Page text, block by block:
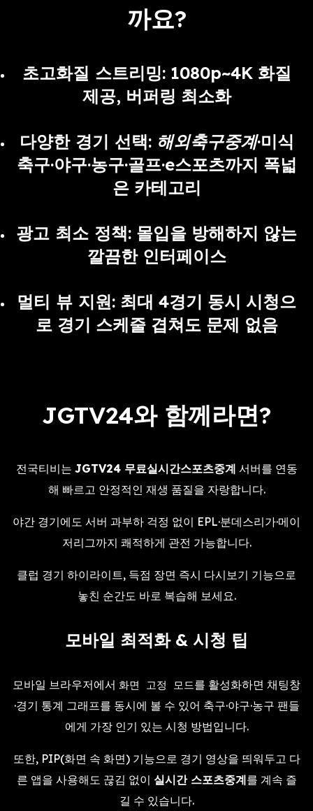
까요?
초고화질 스트리밍: 1080p~4K 화질
제공, 버퍼링 최소화
다양한 경기 선택: 해외축구중계·미식
축구·야구·농구·골프·e스포츠까지 폭넓
은 카테고리
광고 최소 정책: 몰입을 방해하지 않는
깔끔한 인터페이스
멀티 뷰 지원: 최대 4경기 동시 시청으
로 경기 스케줄 겹쳐도 문제 없음
JGTV24와 함께라면?
전국티비는 JGTV24 무료실시간스포츠중계 서버를 연동
해 빠르고 안정적인 재생 품질을 자랑합니다.
야간 경기에도 서버 과부하 걱정 없이 EPL·분데스리가·메이
저리그까지 쾌적하게 관전 가능합니다.
클럽 경기 하이라이트, 득점 장면 즉시 다시보기 기능으로
놓친 순간도 바로 복습해 보세요.
모바일 최적화 & 시청 팁
모바일 브라우저에서 화면 고정 모드를 활성화하면 채팅창
·경기 통계 그래프를 동시에 볼 수 있어 축구·야구·농구 팬들
에게 가장 인기 있는 시청 방법입니다.
또한, PIP(화면 속 화면) 기능으로 경기 영상을 띄워두고 다
른 앱을 사용해도 끊김 없이 실시간 스포츠중계를 계속 즐
길 수 있습니다.